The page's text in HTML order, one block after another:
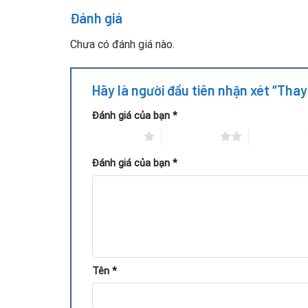
Bạn nên mang card màn hình đi kiểm tra ngay khi
Đánh giá
Chưa có đánh giá nào.
Hãy là người đầu tiên nhận xét
Đánh giá của bạn *
Đánh giá của bạn *
Tên *